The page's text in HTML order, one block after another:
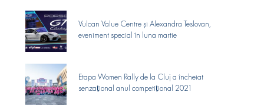
Vulcan Value Centre și Alexandra Teslovan,
eveniment special în luna martie
Etapa Women Rally de la Cluj a încheiat
senzaṭional anul competiṭional 2021